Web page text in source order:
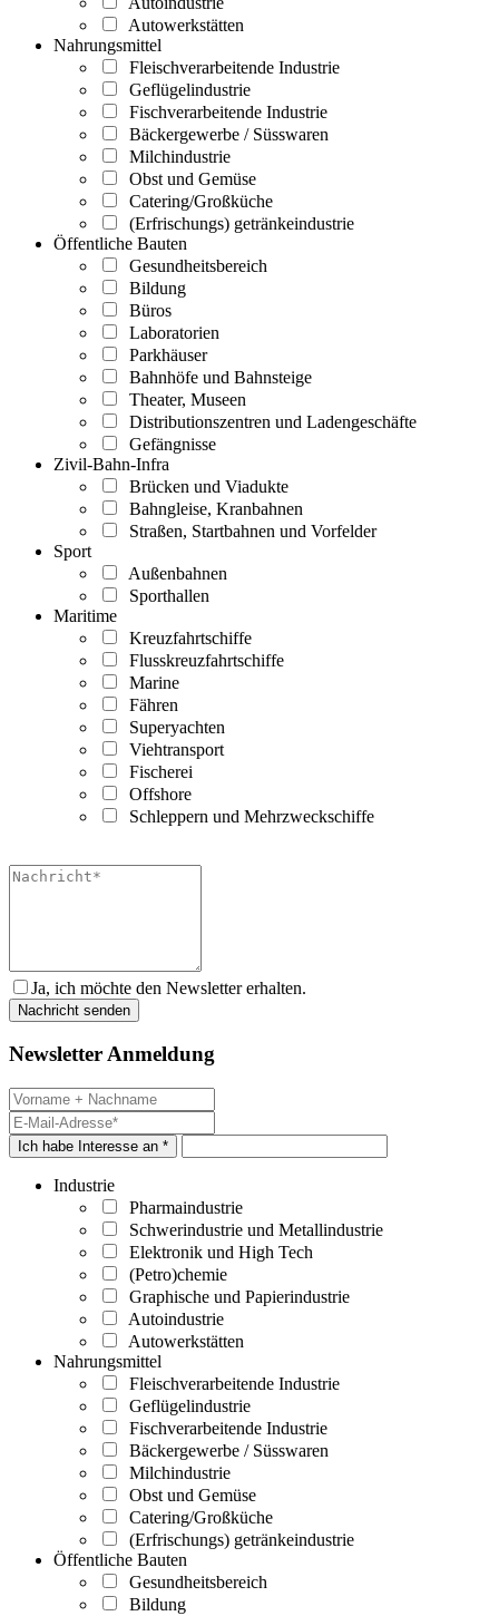
Autowerkstätten
Nahrungsmittel
Fleischverarbeitende Industrie
Geflügelindustrie
Fischverarbeitende Industrie
Bäckergewerbe / Süsswaren
Milchindustrie
Obst und Gemüse
Catering/Großküche
(Erfrischungs) getränkeindustrie
Öffentliche Bauten
Gesundheitsbereich
Bildung
Büros
Laboratorien
Parkhäuser
Bahnhöfe und Bahnsteige
Theater, Museen
Distributionszentren und Ladengeschäfte
Gefängnisse
Zivil-Bahn-Infra
Brücken und Viadukte
Bahngleise, Kranbahnen
Straßen, Startbahnen und Vorfelder
Sport
Außenbahnen
Sporthallen
Maritime
Kreuzfahrtschiffe
Flusskreuzfahrtschiffe
Marine
Fähren
Superyachten
Viehtransport
Fischerei
Offshore
Schleppern und Mehrzweckschiffe
Ja, ich möchte den Newsletter erhalten.
Newsletter Anmeldung
Ich habe Interesse an *
Industrie
Pharmaindustrie
Schwerindustrie und Metallindustrie
Elektronik und High Tech
(Petro)chemie
Graphische und Papierindustrie
Autoindustrie
Autowerkstätten
Nahrungsmittel
Fleischverarbeitende Industrie
Geflügelindustrie
Fischverarbeitende Industrie
Bäckergewerbe / Süsswaren
Milchindustrie
Obst und Gemüse
Catering/Großküche
(Erfrischungs) getränkeindustrie
Öffentliche Bauten
Gesundheitsbereich
Bildung